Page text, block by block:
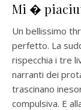
Mi �
Un bellissimo
perfetto. La
rispecchia i tre
narranti dei
trascinano
compulsiva. E